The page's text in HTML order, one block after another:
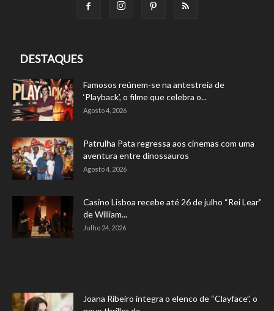
DESTAQUES
Famosos reúnem-se na antestreia de
‘Playback’, o filme que celebra o...
Agosto 4, 2026
Patrulha Pata regressa aos cinemas com uma
aventura entre dinossauros
Agosto 4, 2026
Casino Lisboa recebe até 26 de julho “Rei Lear”
de William...
Julho 24, 2026
Joana Ribeiro integra o elenco de “Clayface”, o